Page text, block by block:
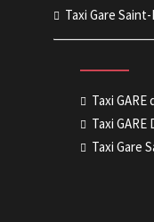
Taxi Gare
Taxi
Taxi
Taxi Gare